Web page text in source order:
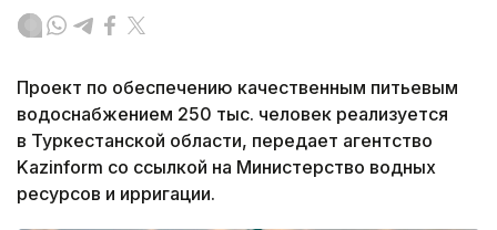
Проект по обеспечению качественным питьевым
водоснабжением 250 тыс. человек реализуется
в Туркестанской области, передает агентство
Kazinform со ссылкой на Министерство водных
ресурсов и ирригации.